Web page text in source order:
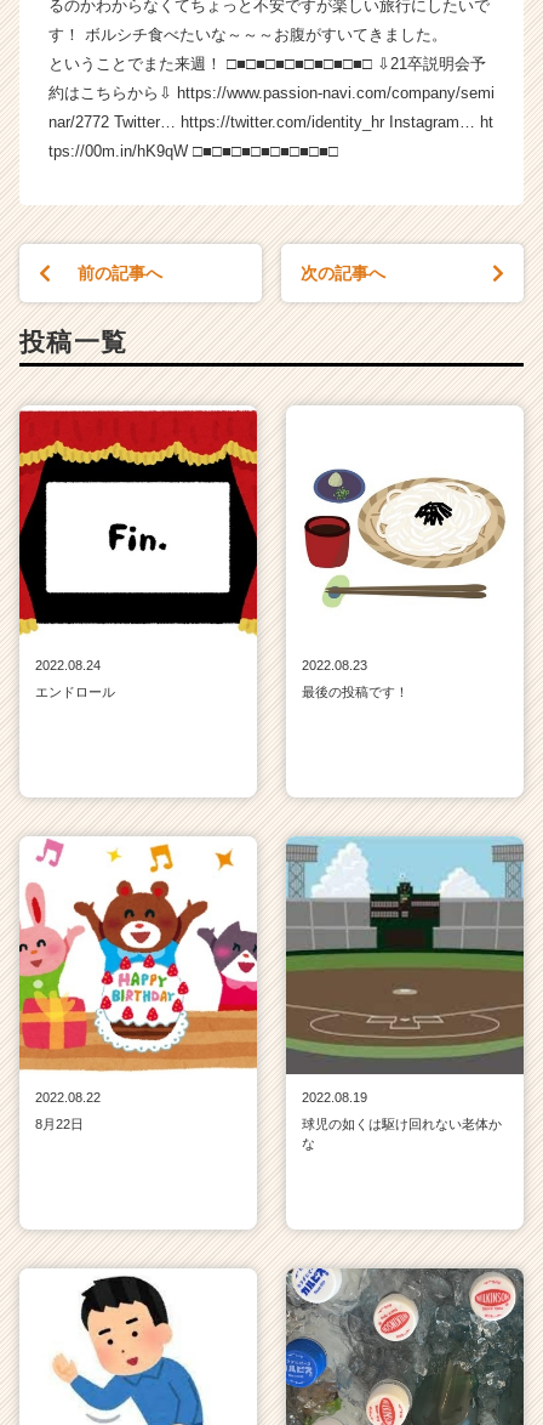
ャ
リ
ア
（C
h
C
r
るのかわからなくてちょっと不安ですが楽しい旅行にしたいで
す！ ボルシチ食べたいな～～～お腹がすいてきました。
ということでまた来週！ □■□■□■□■□■□■□■□ ⇩21卒説明会予
約はこちらから⇩ https://www.passion-navi.com/company/semi
nar/2772 Twitter… https://twitter.com/identity_hr Instagram… ht
tps://00m.in/hK9qW □■□■□■□■□■□■□■□
前の記事へ 次の記事へ
投稿一覧
2022.08.24
エンドロール
2022.08.23
最後の投稿です！
2022.08.22
8月22日
2022.08.19
球児の如くは駆け回れない老体か
な